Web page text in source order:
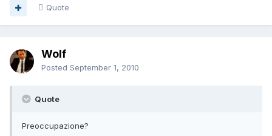
Quote
Wolf
Posted September 1, 2010
Quote
Preoccupazione?